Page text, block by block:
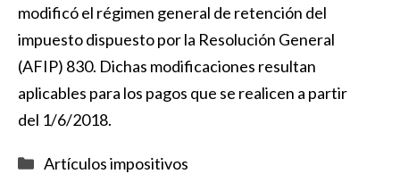
modificó el régimen general de retención del
impuesto dispuesto por la Resolución General
(AFIP) 830. Dichas modificaciones resultan
aplicables para los pagos que se realicen a partir
del 1/6/2018.
Categorías
Artículos impositivos